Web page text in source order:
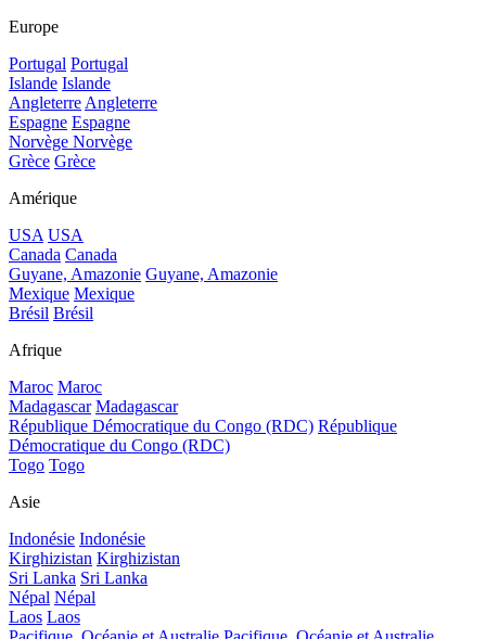
Europe
Portugal Portugal
Islande Islande
Angleterre Angleterre
Espagne Espagne
Norvège Norvège
Grèce Grèce
Amérique
USA USA
Canada Canada
Guyane, Amazonie Guyane, Amazonie
Mexique Mexique
Brésil Brésil
Afrique
Maroc Maroc
Madagascar Madagascar
République Démocratique du Congo (RDC) République
Démocratique du Congo (RDC)
Togo Togo
Asie
Indonésie Indonésie
Kirghizistan Kirghizistan
Sri Lanka Sri Lanka
Népal Népal
Laos Laos